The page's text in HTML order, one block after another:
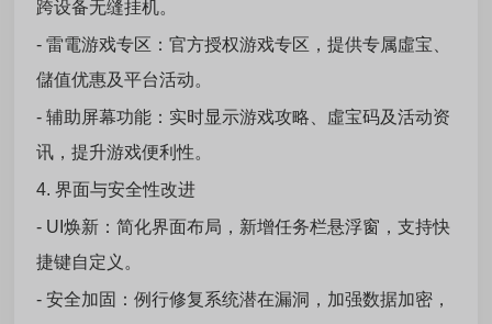
跨设备无缝挂机。
- 雷電游戏专区：官方授权游戏专区，提供专属虛宝、
儲值优惠及平台活动。
- 辅助屏幕功能：实时显示游戏攻略、虛宝码及活动资
讯，提升游戏便利性。
4. 界面与安全性改进
- UI焕新：简化界面布局，新增任务栏悬浮窗，支持快
捷键自定义。
- 安全加固：例行修复系统潜在漏洞，加强数据加密，